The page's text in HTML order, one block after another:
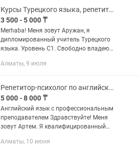
работы в...
Курсы Турецкого языка, репетитор, онлайн занятия
3 500 - 5 000 ₸
Merhaba! Меня зовут Аружан, я
дипломированный учитель Турецкого
языка. Уровень С1. Свободно владею
более 4 года. Являюсь учителем
Алматы, 9 июля
Репетитор-психолог по английскому языку онлайн
5 000 - 8 000 ₸
Английский язык с профессиональным
преподавателем Здравствуйте! Меня
зовут Артем. Я квалифицированный
международным опытом, психолог и
Алматы, 10 июня